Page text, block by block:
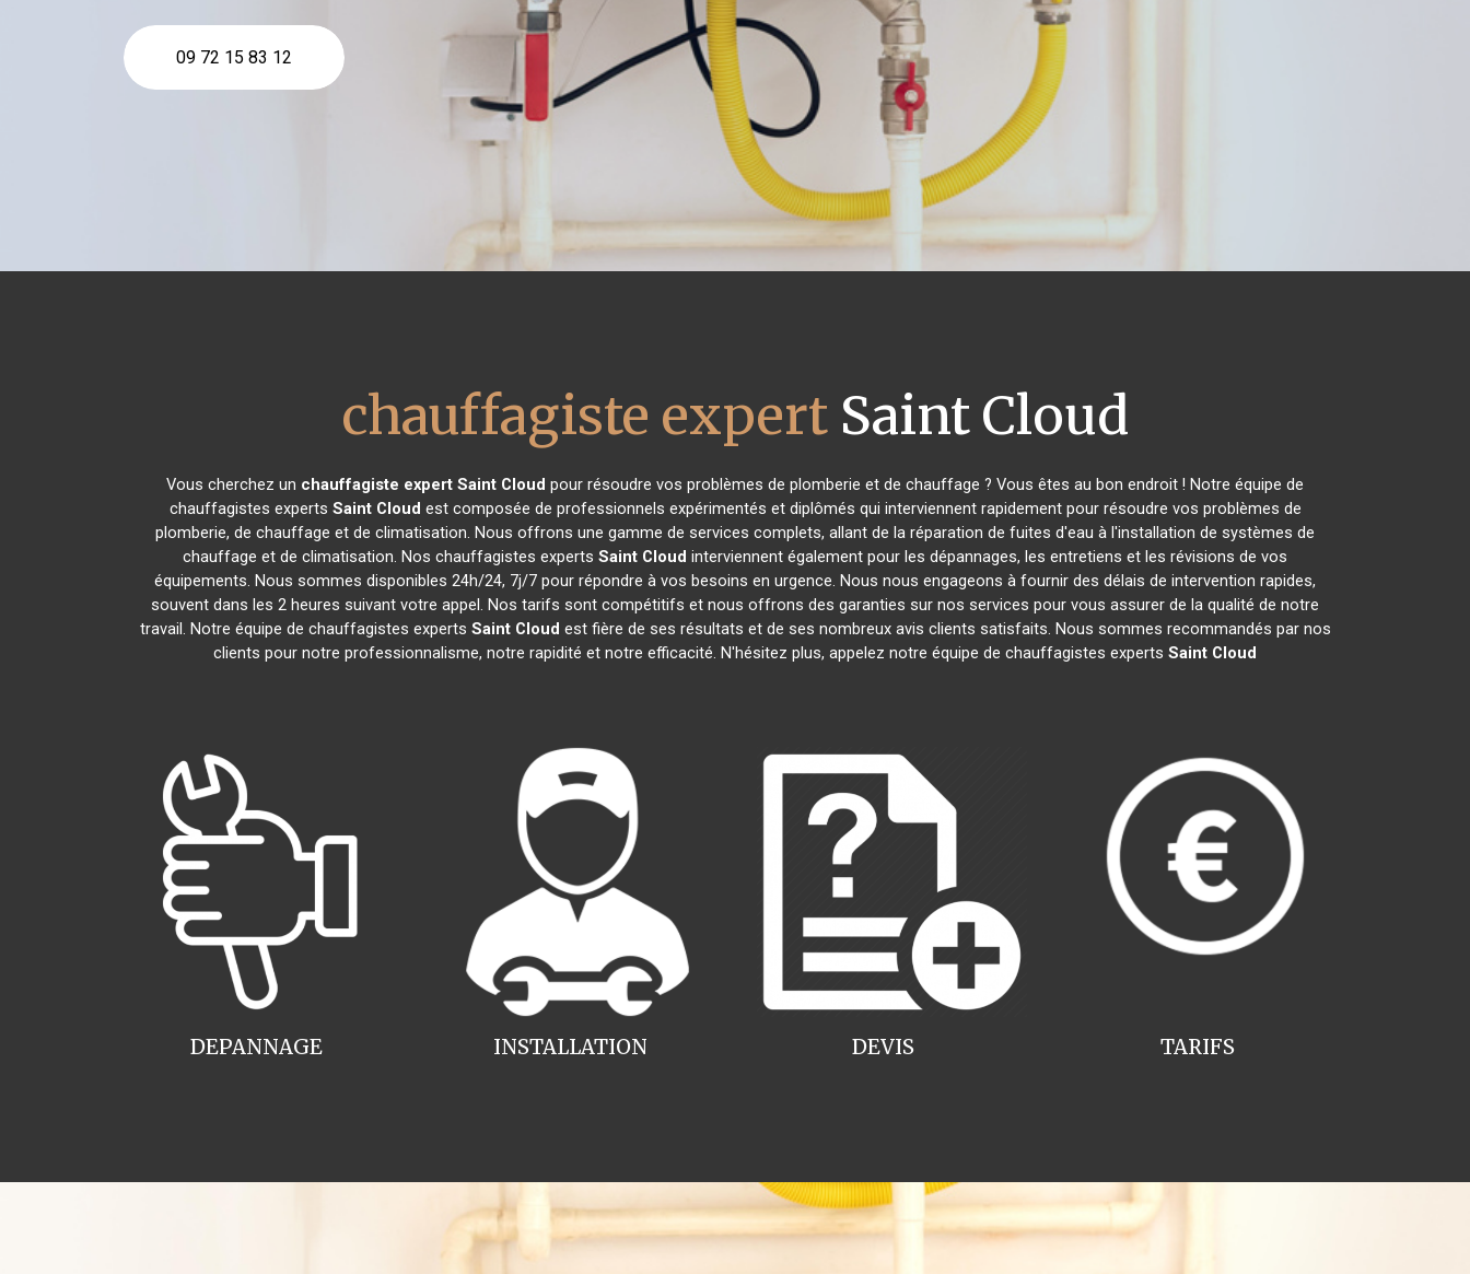
09 72 15 83 12
chauffagiste expert Saint Cloud
Vous cherchez un chauffagiste expert Saint Cloud pour résoudre vos problèmes de plomberie et de chauffage ? Vous êtes au bon endroit ! Notre équipe de
chauffagistes experts Saint Cloud est composée de professionnels expérimentés et diplômés qui interviennent rapidement pour résoudre vos problèmes de
plomberie, de chauffage et de climatisation. Nous offrons une gamme de services complets, allant de la réparation de fuites d'eau à l'installation de systèmes de
chauffage et de climatisation. Nos chauffagistes experts Saint Cloud interviennent également pour les dépannages, les entretiens et les révisions de vos
équipements. Nous sommes disponibles 24h/24, 7j/7 pour répondre à vos besoins en urgence. Nous nous engageons à fournir des délais de intervention rapides,
souvent dans les 2 heures suivant votre appel. Nos tarifs sont compétitifs et nous offrons des garanties sur nos services pour vous assurer de la qualité de notre
travail. Notre équipe de chauffagistes experts Saint Cloud est fière de ses résultats et de ses nombreux avis clients satisfaits. Nous sommes recommandés par nos
clients pour notre professionnalisme, notre rapidité et notre efficacité. N'hésitez plus, appelez notre équipe de chauffagistes experts Saint Cloud
INSTALLATION
DEPANNAGE TARIFS
DEVIS